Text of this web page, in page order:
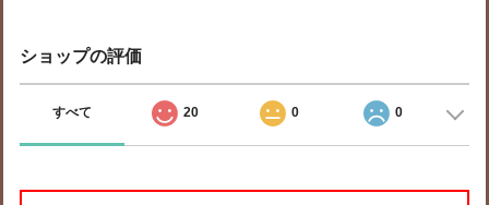
ショップの評価
すべて 20 0 0